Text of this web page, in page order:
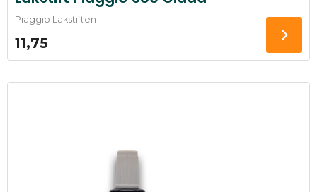
Piaggio Lakstiften
11,75